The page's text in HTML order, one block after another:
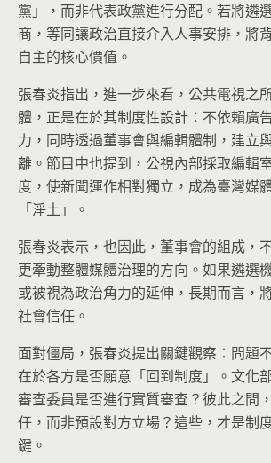
黨」，而非代表政黨進行分配。若將遴
商，等同讓政治直接介入人事安排，將
自主的核心價值。
張春炎指出，進一步來看，公共電視之
體，正是在於其制度性設計：不依賴廣
力，同時透過董事會與編輯體制，建立
離。節目中也提到，公視內部採取編輯
度，使新聞運作相對獨立，成為臺灣媒
「淨土」。
張春炎表示，也因此，董事會的組成，
更牽動整體媒體治理的方向。如果遴選
或被視為政治角力的延伸，長期而言，
社會信任。
面對僵局，張春炎提出關鍵觀察：問題
在於各方是否願意「回到制度」。文化
審查委員是否進行實質審查？彼此之間
任，而非預設對方立場？這些，才是制
鍵。